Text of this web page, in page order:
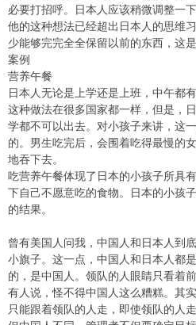
必要打招呼。日本人应该稍微调整一
他的这种想法已经超出日本人的思维
少能够完完全全保留以前的东西，这
案例
营养午餐
日本人无论是上学还是上班，中午都
这种做法在很多国家都一样，但是，
学都不可以出去。对小孩子来讲，这
的。男生吃完后，会围着吃得最慢的
地吞下去。
吃营养午餐体现了日本的小孩子所具
下自己不愿意吃的食物。日本的小孩
的结果。
曾有美国人问我，中国人和日本人到
小旗子。这一点，中国人和日本人都
的，是中国人。领队的人眼睛只看着
有人说，怪不得中国人这么糟糕。其
只能跟着领队的人走，即使领队的人